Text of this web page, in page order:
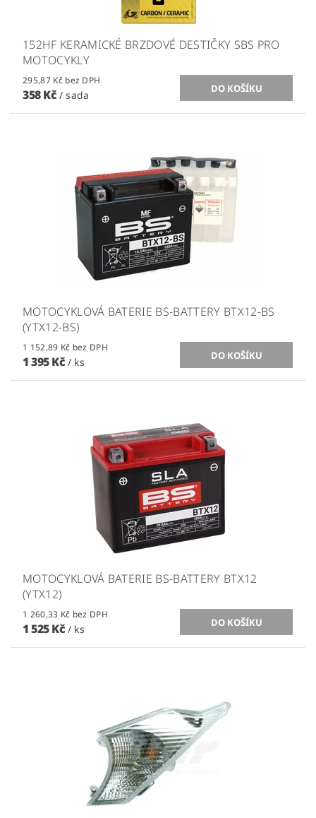
152HF KERAMICKÉ BRZDOVÉ DESTIČKY SBS PRO
MOTOCYKLY
295,87 Kč bez DPH
358 Kč / sada
MOTOCYKLOVÁ BATERIE BS-BATTERY BTX12-BS
(YTX12-BS)
1 152,89 Kč bez DPH
1 395 Kč / ks
MOTOCYKLOVÁ BATERIE BS-BATTERY BTX12
(YTX12)
1 260,33 Kč bez DPH
1 525 Kč / ks